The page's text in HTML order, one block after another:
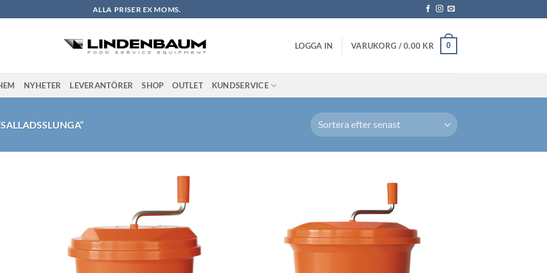
ALLA PRISER EX MOMS.
LOGGA IN VARUKORG /0.00 KR 0
NYHETER LEVERANTÖRER SHOP OUTLET KUNDSERVICE